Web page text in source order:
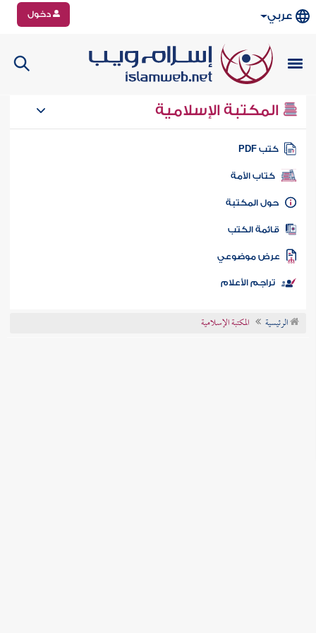
عربي دخول
المكتبة الإسلامية
كتب PDF
كتاب الأمة
المكتبة
الكتب
موضوعي
تراجم الأعلام
الرئيسية المكتبة الإسلامية